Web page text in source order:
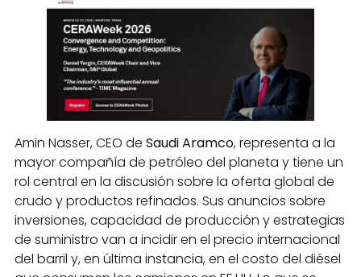
Amin Nasser, CEO de Saudi Aramco, representa a la
mayor compañía de petróleo del planeta y tiene un
rol central en la discusión sobre la oferta global de
crudo y productos refinados. Sus anuncios sobre
inversiones, capacidad de producción y estrategias
de suministro van a incidir en el precio internacional
del barril y, en última instancia, en el costo del diésel